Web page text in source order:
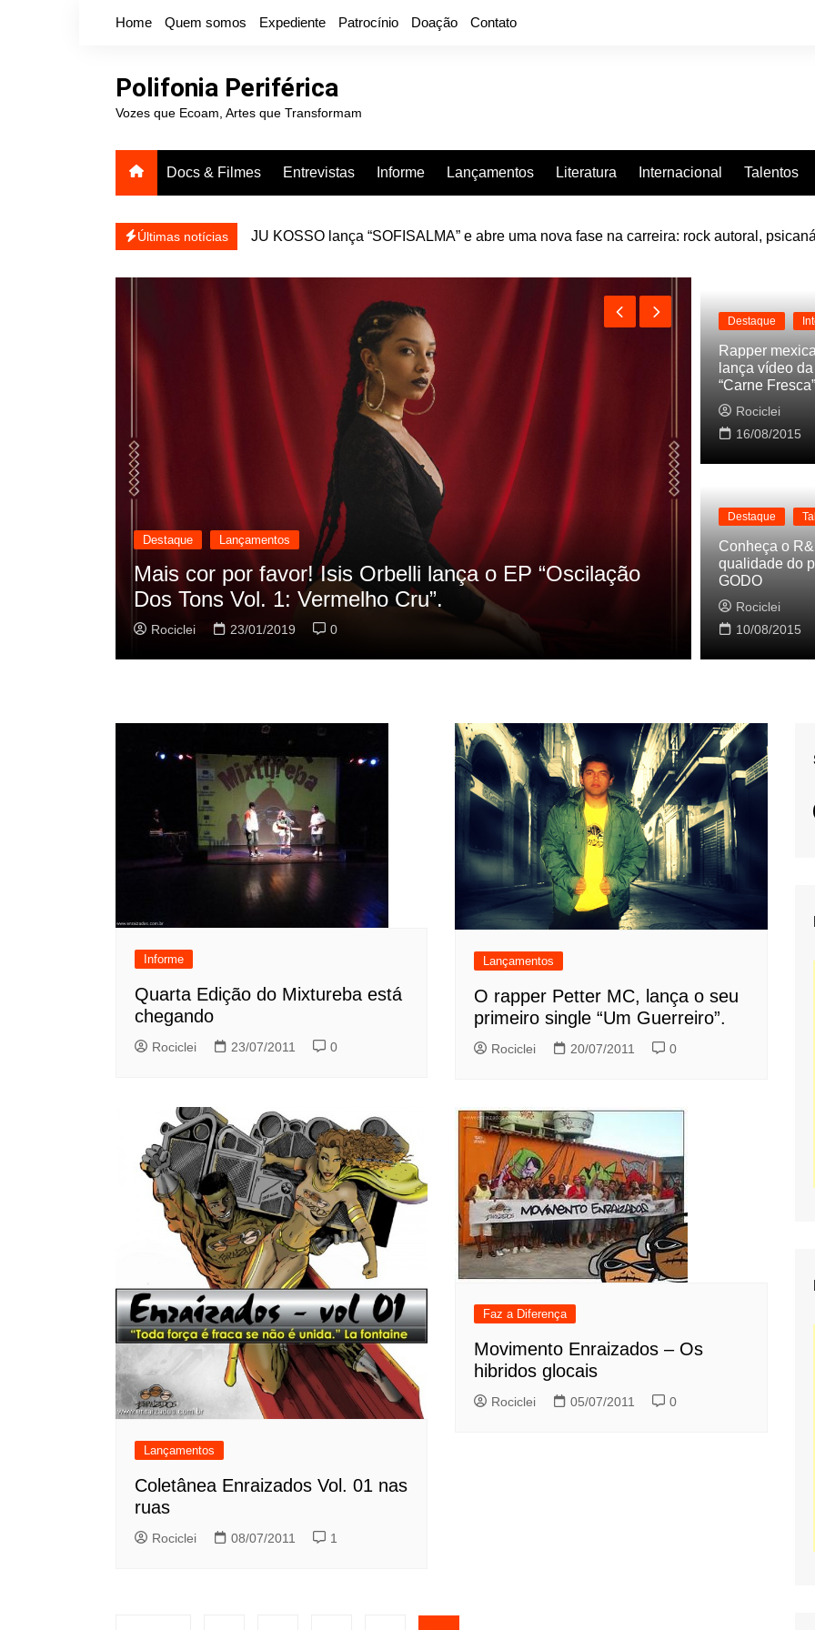
Home Quem somos Expediente Patrocínio Doação Contato
Polifonia Periférica
Vozes que Ecoam, Artes que Transformam
Docs & Filmes Entrevistas Informe Lançamentos Literatura Internacional Talentos
Últimas notícias
JU KOSSO lança “SOFISALMA” e abre uma nova fase na carreira: rock autoral,
Projota relança a mixtape “Projeção”, de 2010, nas plataformas digitais
Destaque Lançamentos
Rashid vai buscar nos HQs as referencias do clipe de
sua nova música
Rociclei 22/01/2019 0
Destaque
Cynthia
Baleiro
Rociclei
Destaque
Rapper
lança vídeo
“Carne Fresca”
Rociclei
16/08/2015
Destaque
Conheça o
qualidade do
GODO
Rociclei
10/08/2015
Informe
Quarta Edição do Mixtureba está
chegando
Rociclei 23/07/2011 0
Lançamentos
O rapper Petter MC, lança o seu
primeiro single “Um Guerreiro”.
Rociclei 20/07/2011 0
Lançamentos
Coletânea Enraizados Vol. 01 nas
ruas
Rociclei 08/07/2011 1
Faz a Diferença
Movimento Enraizados – Os
hibridos glocais
Rociclei 05/07/2011 0